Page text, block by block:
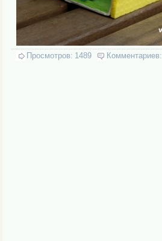
Просмотров: 1489 Комментариев: